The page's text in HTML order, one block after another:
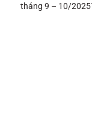
tháng 9 – 10/